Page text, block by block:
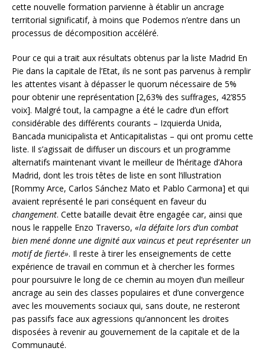
cette nouvelle formation parvienne à établir un ancrage
territorial significatif, à moins que Podemos n’entre dans un
processus de décomposition accéléré.
Pour ce qui a trait aux résultats obtenus par la liste Madrid En
Pie dans la capitale de l’Etat, ils ne sont pas parvenus à remplir
les attentes visant à dépasser le quorum nécessaire de 5%
pour obtenir une représentation [2,63% des suffrages, 42’855
voix]. Malgré tout, la campagne a été le cadre d’un effort
considérable des différents courants – Izquierda Unida,
Bancada municipalista et Anticapitalistas – qui ont promu cette
liste. Il s’agissait de diffuser un discours et un programme
alternatifs maintenant vivant le meilleur de l’héritage d’Ahora
Madrid, dont les trois têtes de liste en sont l’illustration
[Rommy Arce, Carlos Sánchez Mato et Pablo Carmona] et qui
avaient représenté le pari conséquent en faveur du
changement. Cette bataille devait être engagée car, ainsi que
nous le rappelle Enzo Traverso, «la défaite lors d’un combat
bien mené donne une dignité aux vaincus et peut représenter un
motif de fierté». Il reste à tirer les enseignements de cette
expérience de travail en commun et à chercher les formes
pour poursuivre le long de ce chemin au moyen d’un meilleur
ancrage au sein des classes populaires et d’une convergence
avec les mouvements sociaux qui, sans doute, ne resteront
pas passifs face aux agressions qu’annoncent les droites
disposées à revenir au gouvernement de la capitale et de la
Communauté.